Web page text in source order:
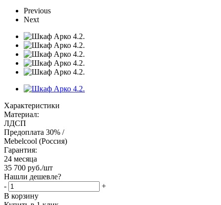
Previous
Next
Характеристики
Материал:
ЛДСП
Предоплата 30% /
Mebelcool (Россия)
Гарантия:
24 месяца
35 700 руб./шт
Нашли дешевле?
-
+
В корзину